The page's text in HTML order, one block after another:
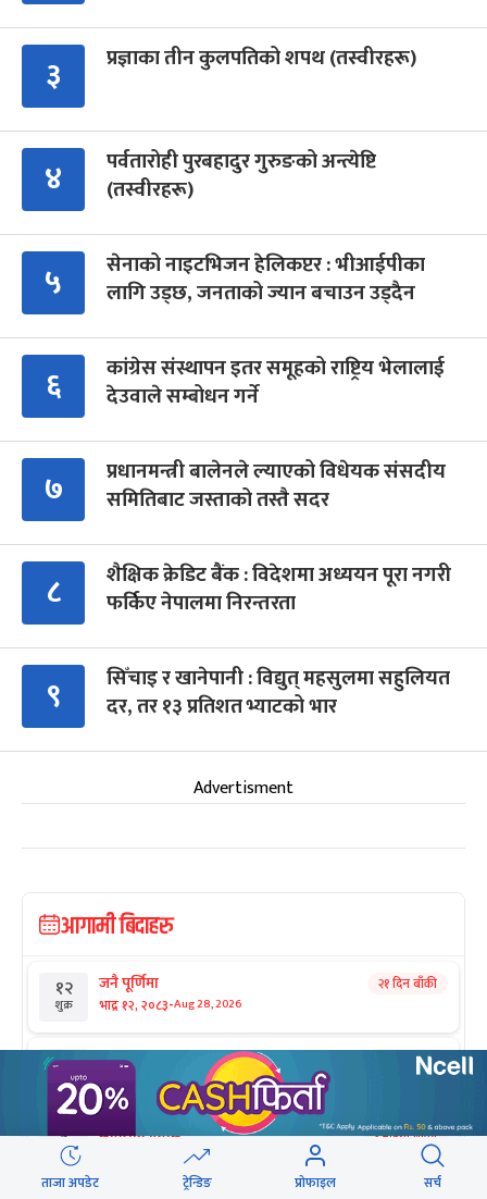
३ प्रज्ञाका तीन कुलपतिको शपथ (तस्वीरहरू)
४
पर्वतारोही पुरबहादुर गुरुङको अन्त्येष्टि
(तस्वीरहरू)
५
सेनाको नाइटभिजन हेलिकप्टर : भीआईपीका
लागि उड्छ, जनताको ज्यान बचाउन उड्दैन
६
कांग्रेस संस्थापन इतर समूहको राष्ट्रिय भेलालाई
देउवाले सम्बोधन गर्ने
७
प्रधानमन्त्री बालेनले ल्याएको विधेयक संसदीय
समितिबाट जस्ताको तस्तै सदर
८
शैक्षिक क्रेडिट बैंक : विदेशमा अध्ययन पूरा नगरी
फर्किए नेपालमा निरन्तरता
९
सिँचाइ र खानेपानी : विद्युत् महसुलमा सहुलियत
दर, तर १३ प्रतिशत भ्याटको भार
Advertisment
आगामी बिदाहरु
१२
शुक्र
जनै पूर्णिमा
भाद्र १२, २०८३-Aug 28, 2026
२१ दिन बाँकी
१९
शुक्र
श्रीकृष्ण जन्माष्टमी व्रत
भाद्र १९, २०८३-Sep 4, 2026
२८ दिन बाँकी
३
शनि
संविधान दिवस
Sep 19, 2026
१ महिना बाँकी
ताजा अपडेट ट्रेन्डिङ प्रोफाइल सर्च